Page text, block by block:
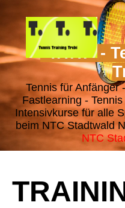
"T.T.T." -
Tennis für Anfänger
Fastlearning -
Intensivkurse für alle
beim NTC Stadtwald
NTC